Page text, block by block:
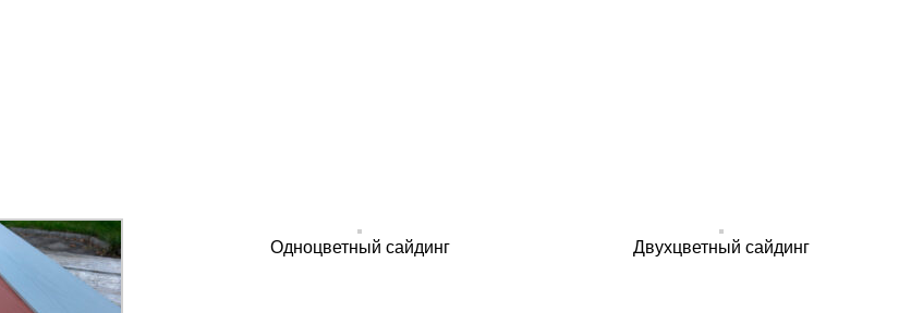
Одноцветный сайдинг Двухцветный сайдинг